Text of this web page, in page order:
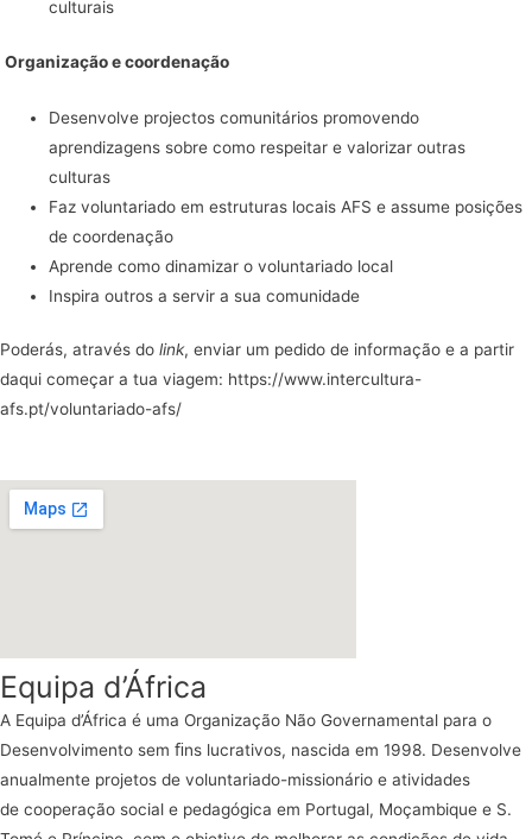
culturais
Organização e coordenação
Desenvolve projectos comunitários promovendo
aprendizagens sobre como respeitar e valorizar outras
culturas
Faz voluntariado em estruturas locais AFS e assume posições
de coordenação
Aprende como dinamizar o voluntariado local
Inspira outros a servir a sua comunidade
Poderás, através do link, enviar um pedido de informação e a partir
daqui começar a tua viagem: https://www.intercultura-
afs.pt/voluntariado-afs/
Equipa d’África
A Equipa d’África é uma Organização Não Governamental para o
Desenvolvimento sem ﬁns lucrativos, nascida em 1998. Desenvolve
anualmente projetos de voluntariado-missionário e atividades
de cooperação social e pedagógica em Portugal, Moçambique e S.